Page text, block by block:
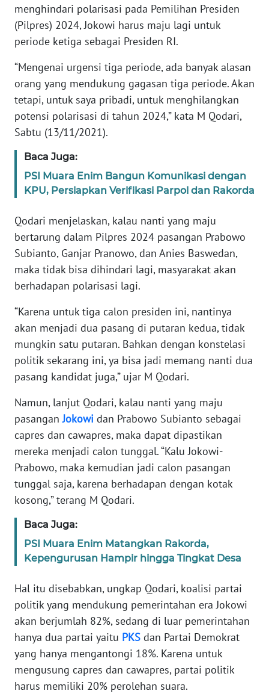
menghindari polarisasi pada Pemilihan Presiden
(Pilpres) 2024, Jokowi harus maju lagi untuk
periode ketiga sebagai Presiden RI.
“Mengenai urgensi tiga periode, ada banyak alasan
orang yang mendukung gagasan tiga periode. Akan
tetapi, untuk saya pribadi, untuk menghilangkan
potensi polarisasi di tahun 2024,” kata M Qodari,
Sabtu (13/11/2021).
Baca Juga:
PSI Muara Enim Bangun Komunikasi dengan
KPU, Persiapkan Verifikasi Parpol dan Rakorda
Qodari menjelaskan, kalau nanti yang maju
bertarung dalam Pilpres 2024 pasangan Prabowo
Subianto, Ganjar Pranowo, dan Anies Baswedan,
maka tidak bisa dihindari lagi, masyarakat akan
berhadapan polarisasi lagi.
“Karena untuk tiga calon presiden ini, nantinya
akan menjadi dua pasang di putaran kedua, tidak
mungkin satu putaran. Bahkan dengan konstelasi
politik sekarang ini, ya bisa jadi memang nanti dua
pasang kandidat juga,” ujar M Qodari.
Namun, lanjut Qodari, kalau nanti yang maju
pasanganJokowi dan Prabowo Subianto sebagai
capres dan cawapres, maka dapat dipastikan
mereka menjadi calon tunggal. “Kalu Jokowi-
Prabowo, maka kemudian jadi calon pasangan
tunggal saja, karena berhadapan dengan kotak
kosong,” terang M Qodari.
Baca Juga:
PSI Muara Enim Matangkan Rakorda,
Kepengurusan Hampir hingga Tingkat Desa
Hal itu disebabkan, ungkap Qodari, koalisi partai
politik yang mendukung pemerintahan era Jokowi
akan berjumlah 82%, sedang di luar pemerintahan
hanya dua partai yaitu PKS dan Partai Demokrat
yang hanya mengantongi 18%. Karena untuk
mengusung capres dan cawapres, partai politik
harus memiliki 20% perolehan suara.
REDAKSI
DISCLAIMER
Wahana
News
Regional
SUMUT
JAKARTA
WN
JABAR
BANTEN
WN
NTT
KEPRI
WN
PAPUA
WN
PAPUA
BARAT
WN
RIAU
SERAMBI
WN
JAMBI
WN
SULTRA